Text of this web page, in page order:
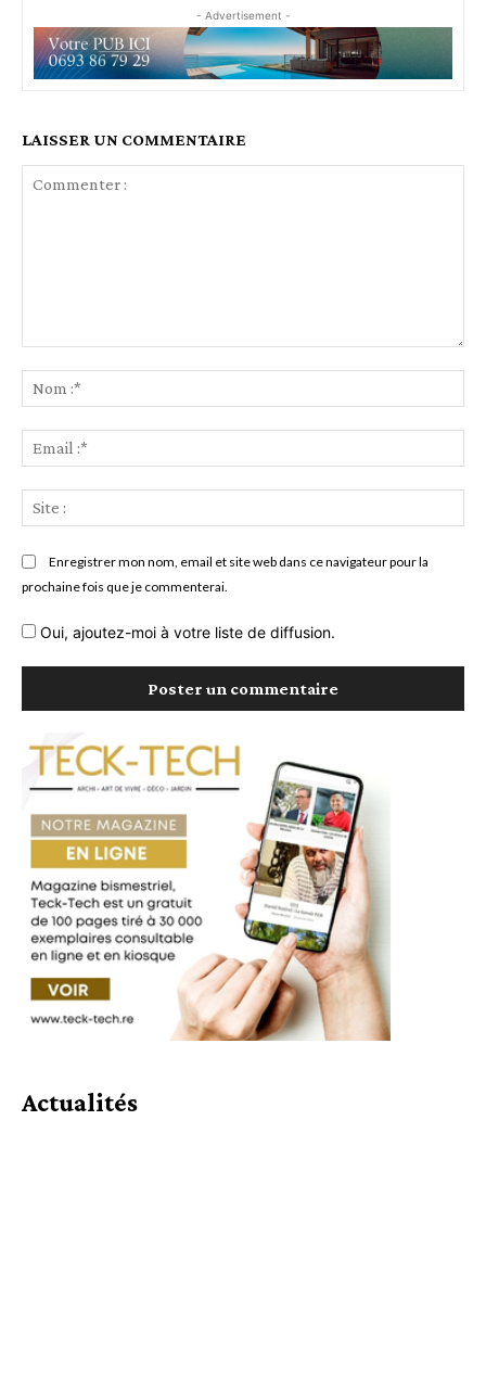
- Advertisement -
LAISSER UN COMMENTAIRE
:*
:*
:
Enregistrer mon nom, email et site web dans ce navigateur pour la
prochaine fois que je commenterai.
Oui, ajoutez-moi à votre liste de diffusion.
Actualités